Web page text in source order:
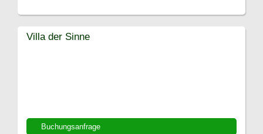
Buchungsanfrage
Villa der Sinne